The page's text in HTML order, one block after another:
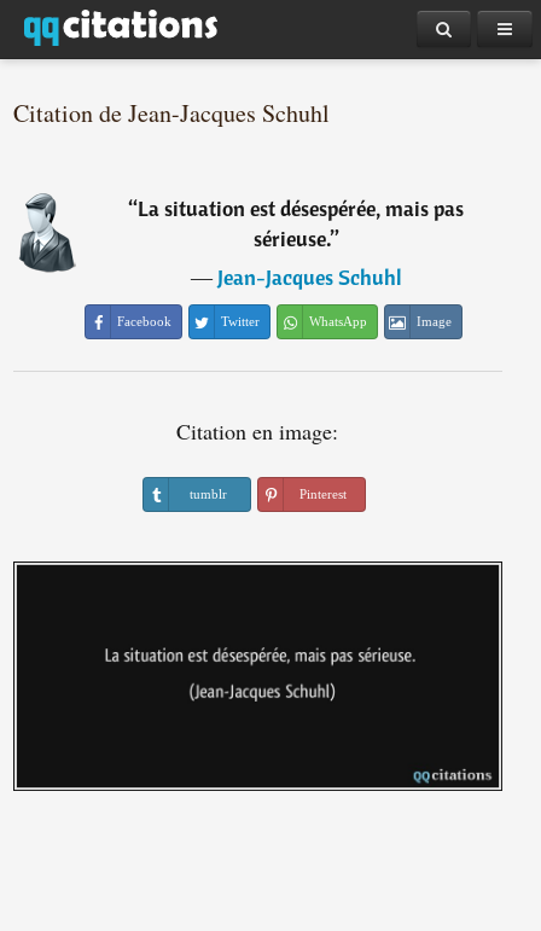
Citation de Jean-Jacques Schuhl
“La situation est désespérée, mais pas
sérieuse.”
―Jean-Jacques Schuhl
Facebook Twitter WhatsApp Image
Citation en image:
tumblr Pinterest